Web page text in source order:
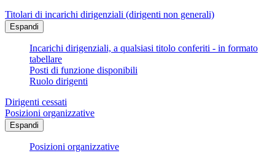
Titolari di incarichi dirigenziali (dirigenti non generali)
Espandi
Incarichi dirigenziali, a qualsiasi titolo conferiti - in formato
tabellare
Posti di funzione disponibili
Ruolo dirigenti
Dirigenti cessati
Posizioni organizzative
Espandi
Posizioni organizzative